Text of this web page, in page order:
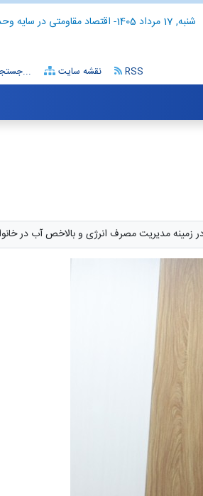
- اقتصاد مقاومتی در سایه شنبه, 17 مرداد 1405
جستجو... نقشه سایت RSS
زمینه مدیریت مصرف انرژی و بالاخص آب در